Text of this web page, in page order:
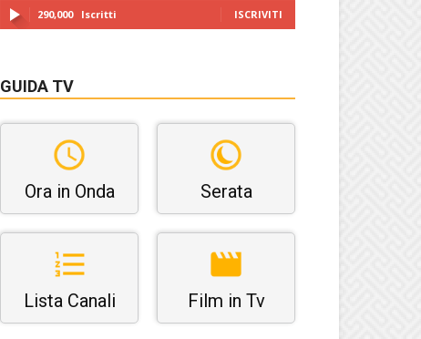
290,000 Iscritti ISCRIVITI
GUIDA TV
Ora in Onda Serata
Lista Canali Film in Tv